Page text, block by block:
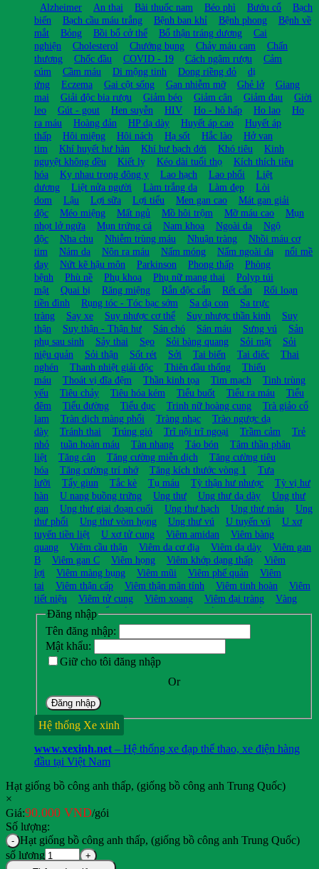
Alzheimer An thai Bài thuốc nam Béo phì Bướu cổ
Bạch
biến
Bạch cầu máu trắng Bệnh ban khỉ Bệnh phong
Bệnh về
mắt
Bỏng Bồi bổ cở thể Bổ thận tráng dương
Cai
nghiện
Cholesterol Chướng bụng Chảy máu cam
Chấn
thương
Chốc đầu COVID - 19 Cách ngâm rượu
Cảm
cúm
Cầm máu Di mộng tinh Dong riềng đỏ
dị
ứng
Eczema Gai cột sống Gan nhiễm mỡ Ghẻ lở
Giang
mai
Giải độc bia rượu Giảm béo Giảm cân Giảm đau
Giời
leo
Gút - gout Hen suyễn HIV Ho - hô hấp Ho lao
Ho
ra máu
Hoàng đản HP dạ dày Huyết áp cao
Huyết áp
thấp
Hôi miệng Hôi nách Hạ sốt Hắc lào
Hở van
tim
Khí huyết hư hàn Khí hư bạch đới Khó tiêu
Kinh
nguyệt không đều
Kiết lỵ Kéo dài tuổi thọ
Kích thích tiêu
hóa
Kỵ nhau trong đông y Lao hạch Lao phổi
Liệt
dương
Liệt nửa người Làm trắng da Làm đẹp
Lòi
dom
Lậu Lợi sữa Lợi tiểu Men gan cao
Mát gan giải
độc
Méo miệng Mất ngủ Mồ hôi trộm Mỡ máu cao
Mụn
nhọt lở ngứa
Mụn trứng cá Nam khoa Ngoài da
Ngộ
độc
Nha chu Nhiễm trùng máu Nhuận tràng
Nhồi máu cơ
tim
Nám da Nôn ra máu Nấm móng Nấm ngoài da
nổi mề
đay
Nứt kẽ hậu môn Parkinson Phong thấp
Phòng
bệnh
Phù nề Phụ khoa Phụ nữ mang thai
Polyp túi
mật
Quai bị Răng miệng Rắn độc cắn Rết cắn
Rối loạn
tiền đình
Rụng tóc - Tóc bạc sớm Sa dạ con
Sa trực
tràng
Say xe Suy nhược cơ thể Suy nhược thần kinh
Suy
thận
Suy thận - Thận hư Sán chó Sán máu Sưng vú
Sản
phụ sau sinh
Sảy thai Sẹo Sỏi bàng quang Sỏi mật
Sỏi
niệu quản
Sỏi thận Sốt rét Sởi Tai biến Tai điếc
Thai
nghén
Thanh nhiệt giải độc Thiên đầu thống
Thiếu
máu
Thoát vị đĩa đệm Thần kinh tọa Tim mạch
Tinh trùng
yếu
Tiêu chảy Tiêu hóa kém Tiểu buốt Tiểu ra máu
Tiểu
đêm
Tiểu đường Tiểu đục Trinh nữ hoàng cung
Trà giảo cổ
lam
Tràn dịch màng phổi Tràng nhạc
Trào ngược dạ
dày
Tránh thai Trúng gió Trĩ nội trĩ ngoại Trầm cảm
Trẻ
nhỏ
tuần hoàn máu Tàn nhang Táo bón
Tâm thần phân
liệt
Tăng cân Tăng cường miễn dịch
Tăng cường tiêu
hóa
Tăng cường trí nhớ Tăng kích thước vòng 1
Tưa
lưỡi
Tẩy giun Tắc kè Tụ máu Tỳ thận hư nhược
Tỳ vị hư
hàn
U nang buồng trứng Ung thư Ung thư dạ dày
Ung thư
gan
Ung thư giai đoạn cuối Ung thư hạch Ung thư máu
Ung
thư phổi
Ung thư vòm họng Ung thư vú U tuyến vú
U xơ
tuyến tiền liệt
U xơ tử cung Viêm amidan
Viêm bàng
quang
Viêm cầu thận Viêm da cơ địa Viêm dạ dày
Viêm gan
B
Viêm gan C Viêm họng Viêm khớp dạng thấp
Viêm
lợi
Viêm màng bụng Viêm mũi Viêm phế quản
Viêm
tai
Viêm thận cấp Viêm thận mãn tính Viêm tinh hoàn
Viêm
tiết niệu
Viêm tử cung Viêm xoang Viêm đại tràng
Vàng
da
Vô sinh Vẩy nến á sừng Xuất huyết não
Xuất tinh
Xơ vữa động mạch Xương khớp
Zona thần kinh Đau mình mẩy Đau mắt
Đau nửa
đầu
Đái dầm
kém
Đại tiện ra máu Động kinh
Đăng nhập
Tên đăng nhập:
Mật khẩu:
Giữ cho tôi đăng nhập
Or
Đăng nhập
Hệ thống Xe xinh
www.xexinh.net – Hệ thống xe đạp thể thao, xe điện hàng
đầu tại Việt Nam
Hạt giống bồ công anh thấp, (giống bồ công anh Trung Quốc)
×
Giá:90.000 VND/gói
Số lượng:
Hạt giống bồ công anh thấp, (giống bồ công anh Trung Quốc)
số lượng